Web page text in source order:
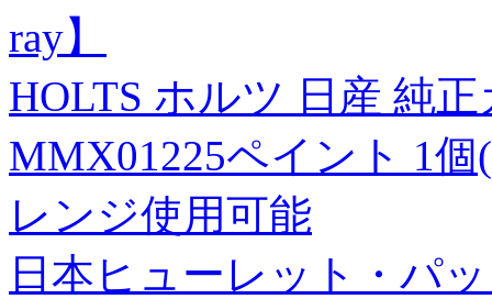
ray】
HOLTS ホルツ 日産 純
MMX01225ペイント 1個
レンジ使用可能
日本ヒューレット・パ